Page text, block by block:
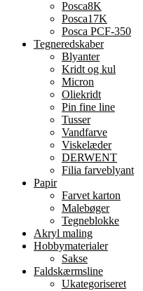
Posca8K
Posca17K
Posca PCF-350
Tegneredskaber
Blyanter
Kridt og kul
Micron
Oliekridt
Pin fine line
Tusser
Vandfarve
Viskelæder
DERWENT
Filia farveblyant
Papir
Farvet karton
Malebøger
Tegneblokke
Akryl maling
Hobbymaterialer
Sakse
Faldskærmsline
Ukategoriseret